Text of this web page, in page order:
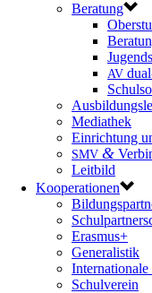
Beratung
AV
Mediathek
Einrichtung
SMV &
Leitbild
Kooperationen
Erasmus+
Generalistik
Schulverein